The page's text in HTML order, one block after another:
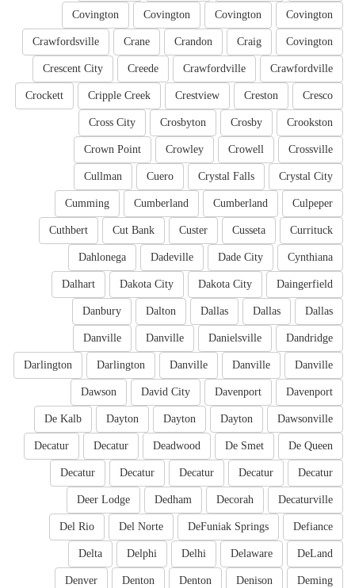
Covington
Covington
Covington
Covington
Covington
Craig
Crandon
Crane
Crawfordsville
Crawfordville
Crawfordville
Creede
Crescent City
Cresco
Creston
Crestview
Cripple Creek
Crockett
Crookston
Crosby
Crosbyton
Cross City
Crossville
Crowell
Crowley
Crown Point
Crystal City
Crystal Falls
Cuero
Cullman
Culpeper
Cumberland
Cumberland
Cumming
Currituck
Cusseta
Custer
Cut Bank
Cuthbert
Cynthiana
Dade City
Dadeville
Dahlonega
Daingerfield
Dakota City
Dakota City
Dalhart
Dallas
Dallas
Dallas
Dalton
Danbury
Dandridge
Danielsville
Danville
Danville
Danville
Danville
Danville
Darlington
Darlington
Davenport
Davenport
David City
Dawson
Dawsonville
Dayton
Dayton
Dayton
De Kalb
De Queen
De Smet
Deadwood
Decatur
Decatur
Decatur
Decatur
Decatur
Decatur
Decatur
Decaturville
Decorah
Dedham
Deer Lodge
Defiance
DeFuniak Springs
Del Norte
Del Rio
DeLand
Delaware
Delhi
Delphi
Delta
Deming
Denison
Denton
Denton
Denver